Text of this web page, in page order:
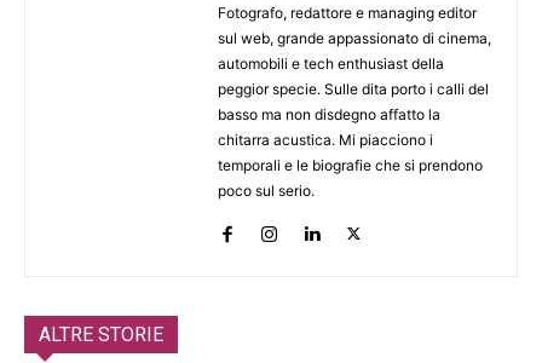
Fotografo, redattore e managing editor
sul web, grande appassionato di cinema,
automobili e tech enthusiast della
peggior specie. Sulle dita porto i calli del
basso ma non disdegno affatto la
chitarra acustica. Mi piacciono i
temporali e le biografie che si prendono
poco sul serio.
ALTRE STORIE